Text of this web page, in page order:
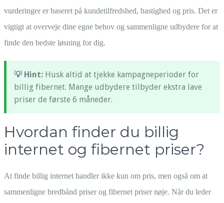
vurderinger er baseret på kundetilfredshed, hastighed og pris. Det er
vigtigt at overveje dine egne behov og sammenligne udbydere for at
finde den bedste løsning for dig.
💡 Hint: Husk altid at tjekke kampagneperioder for
billig fibernet. Mange udbydere tilbyder ekstra lave
priser de første 6 måneder.
Hvordan finder du billig
internet og fibernet priser?
At finde billig internet handler ikke kun om pris, men også om at
sammenligne bredbånd priser og fibernet priser nøje. Når du leder